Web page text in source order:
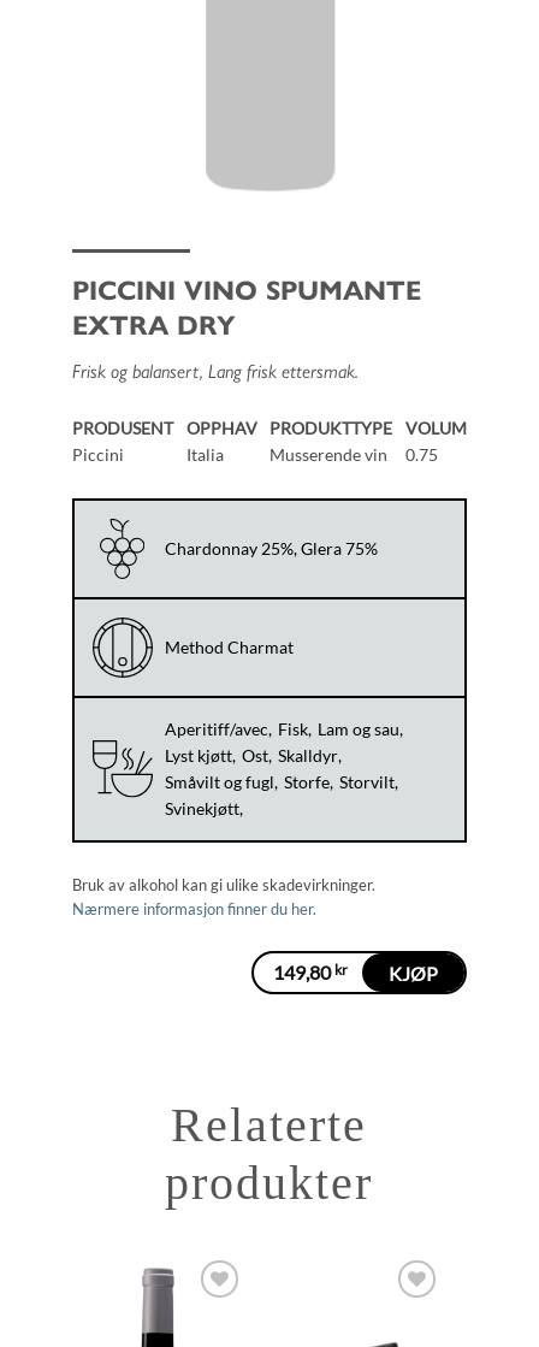
PICCINI VINO SPUMANTE
EXTRA DRY
Frisk og balansert, Lang frisk ettersmak.
PRODUSENT
Piccini
OPPHAV
Italia
PRODUKTTYPE
Musserende vin
VOLUM
0.75
Chardonnay 25%, Glera 75%
Method Charmat
Aperitiff/avec Fisk Lam og sau
Lyst kjøtt Ost Skalldyr
Småvilt og fugl Storfe Storvilt
Svinekjøtt
Bruk av alkohol kan gi ulike skadevirkninger.
Nærmere informasjon finner du her.
149,80 kr KJØP
Relaterte
produkter